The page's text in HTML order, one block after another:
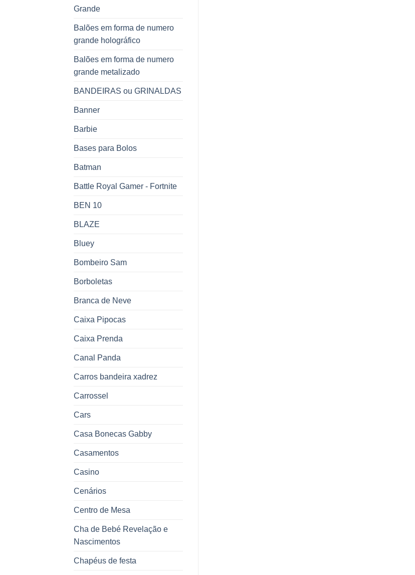
Grande
Balões em forma de numero
grande holográfico
Balões em forma de numero
grande metalizado
BANDEIRAS ou GRINALDAS
Banner
Barbie
Bases para Bolos
Batman
Battle Royal Gamer - Fortnite
BEN 10
BLAZE
Bluey
Bombeiro Sam
Borboletas
Branca de Neve
Caixa Pipocas
Caixa Prenda
Canal Panda
Carros bandeira xadrez
Carrossel
Cars
Casa Bonecas Gabby
Casamentos
Casino
Cenários
Centro de Mesa
Cha de Bebé Revelação e
Nascimentos
Chapéus de festa